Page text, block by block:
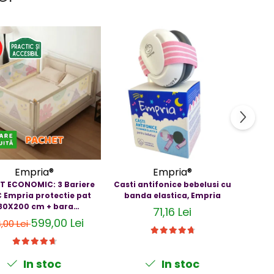
Empria®
ECONOMIC: 3 Bariere
Empria protectie pat
cm + bara
stabilizatoare
Lei599,00 Lei
In stoc
Empria®
Casti antifonice bebelusi cu
banda elastica, Empria
71,16 Lei
In stoc